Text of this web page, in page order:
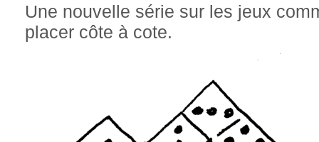
Une nouvelle série sur les jeux
placer côte à cote.